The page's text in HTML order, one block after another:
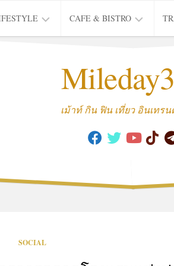
MOVIE
CAFE & BISTRO
CAFE
เม้าท์ กิน ฟิน เที่ยว อินเทรน
SOCIAL